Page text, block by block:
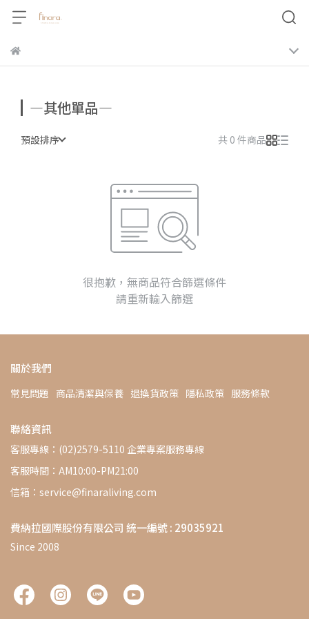
—其他單品—
預設排序 共 0 件商品
很抱歉，無商品符合篩選條件
請重新輸入篩選
關於我們
常見問題 商品清潔與保養 退換貨政策 隱私政策 服務條款
聯絡資訊
客服專線：(02)2579-5110 企業專案服務專線
客服時間：AM10:00-PM21:00
信箱：service@finaraliving.com
費納拉國際股份有限公司 統一編號 : 29035921
Since 2008